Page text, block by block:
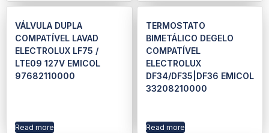
VÁLVULA DUPLA
COMPATÍVEL LAVAD
ELECTROLUX LF75 /
LTE09 127V EMICOL
97682110000
Read more
TERMOSTATO
BIMETÁLICO DEGELO
COMPATÍVEL
ELECTROLUX
DF34/DF35|DF36 EMICOL
33208210000
Read more